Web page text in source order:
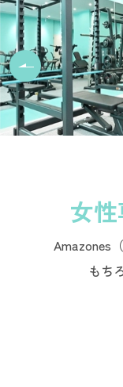
女
Amazones
もち